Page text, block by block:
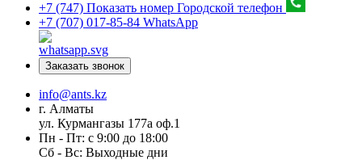
+7 (747) Показать номер Городской телефон
+7 (707) 017-85-84 WhatsApp
Заказать звонок
info@ants.kz
г. Алматы
ул. Курмангазы 177а оф.1
Пн - Пт: с 9:00 до 18:00
Сб - Вс: Выходные дни